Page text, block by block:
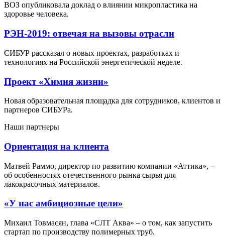
ВОЗ опубликовала доклад о влиянии микропластика на
здоровье человека.
РЭН-2019: отвечая на вызовы отрасли
СИБУР рассказал о новых проектах, разработках и
технологиях на Российской энергетической неделе.
Проект «Химия жизни»
Новая образовательная площадка для сотрудников, клиентов и
партнеров СИБУРа.
Наши партнеры
Ориентация на клиента
Матвей Раммо, директор по развитию компании «Аттика», –
об особенностях отечественного рынка сырья для
лакокрасочных материалов.
«У нас амбициозные цели»
Михаил Товмасян, глава «СЛТ Аква» – о том, как запустить
стартап по производству полимерных труб.